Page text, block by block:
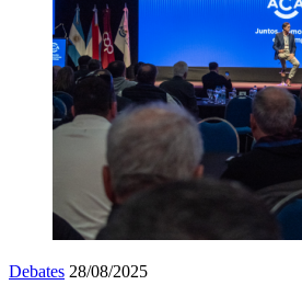
Debates 28/08/2025